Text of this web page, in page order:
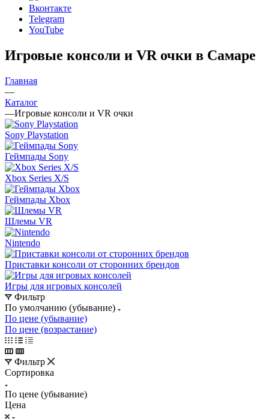
Вконтакте
Telegram
YouTube
Игровые консоли и VR очки в Самаре
Главная
—
Каталог
—Игровые консоли и VR очки
Sony Playstation
Геймпады Sony
Xbox Series X/S
Геймпады Xbox
Шлемы VR
Nintendo
Приставки консоли от сторонних брендов
Игры для игровых консолей
Фильтр
По умолчанию (убывание)
По цене (убывание)
По цене (возрастание)
Фильтр
Сортировка
По цене (убывание)
Цена